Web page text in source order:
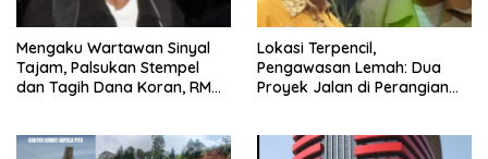
Mengaku Wartawan Sinyal
Tajam, Palsukan Stempel
dan Tagih Dana Koran, RM
Lokasi Terpencil,
Pengawasan Lemah: Dua
Proyek Jalan di Perangian